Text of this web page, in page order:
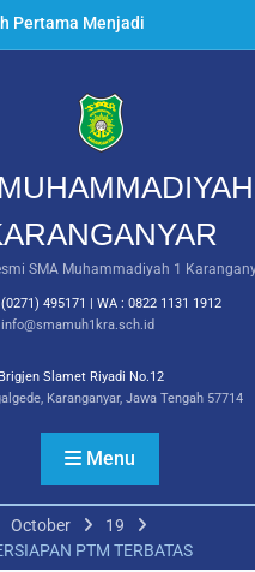
Pertama Menjadi
Berkarakter,
1
Dimulai
Menyapa
Baru, SMA
1
Gelar
Penuh Makna
Realisasi
SMA Muhammadiyah 1
(0271) 495171 | WA : 0822 1131 1912
info@smamuh1kra.sch.id
Slamet Riyadi No.12
Karanganyar, Jawa Tengah 57714
Menu
October
19
PTM TERBATAS